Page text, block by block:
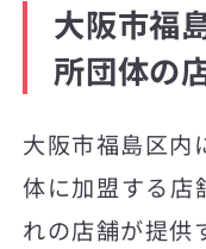
大阪市福
所団体の
大阪市福島区内
体に加盟する店
れの店舗が提供